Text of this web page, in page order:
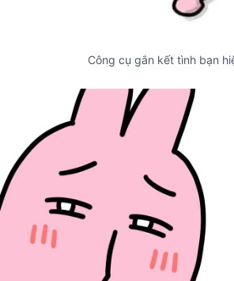
Công cụ gắn kết tình bạn